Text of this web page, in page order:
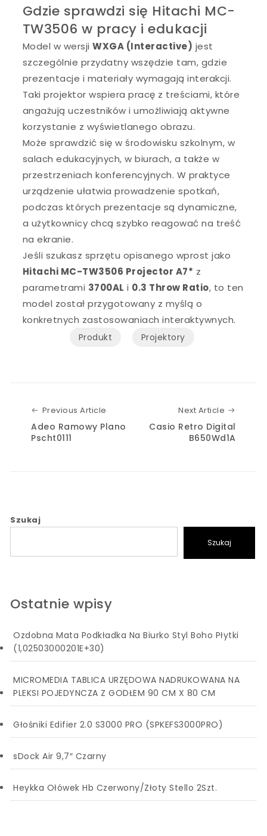
Gdzie sprawdzi się Hitachi MC-
TW3506 w pracy i edukacji
Model w wersjiWXGA (Interactive) jest
szczególnie przydatny wszędzie tam, gdzie
prezentacje i materiały wymagają interakcji.
Taki projektor wspiera pracę z treściami, które
angażują uczestników i umożliwiają aktywne
korzystanie z wyświetlanego obrazu.
Może sprawdzić się w środowisku szkolnym, w
salach edukacyjnych, w biurach, a także w
przestrzeniach konferencyjnych. W praktyce
urządzenie ułatwia prowadzenie spotkań,
podczas których prezentacje są dynamiczne,
a użytkownicy chcą szybko reagować na treść
na ekranie.
Jeśli szukasz sprzętu opisanego wprost jako
Hitachi MC-TW3506 Projector A7* z
parametrami 3700AL i 0.3 Throw Ratio, to ten
model został przygotowany z myślą o
konkretnych zastosowaniach interaktywnych.
Produkt Projektory
Previous Article
Adeo Ramowy Plano
Pscht0111
Next Article
Casio Retro Digital
B650Wd1A
Szukaj
Szukaj
Ostatnie wpisy
Ozdobna Mata Podkładka Na Biurko Styl Boho Płytki
(1,02503000201E+30)
MICROMEDIA TABLICA URZĘDOWA NADRUKOWANA NA
PLEKSI POJEDYNCZA Z GODŁEM 90 CM X 80 CM
Głośniki Edifier 2.0 S3000 PRO (SPKEFS3000PRO)
sDock Air 9,7″ Czarny
Heykka Ołówek Hb Czerwony/Złoty Stello 2Szt.